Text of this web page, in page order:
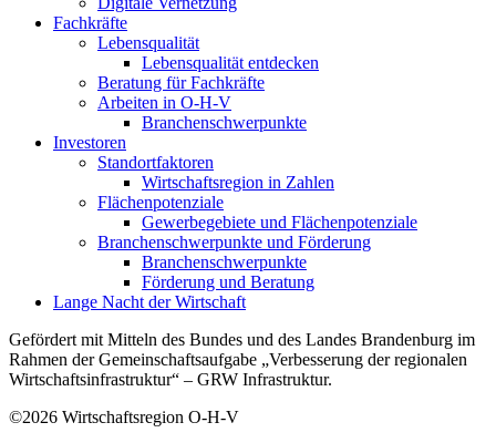
Fachkräfte
Lebensqualität
Lebensqualität entdecken
Beratung für Fachkräfte
Arbeiten in O-H-V
Branchenschwerpunkte
Investoren
Standortfaktoren
Wirtschaftsregion in Zahlen
Flächenpotenziale
Gewerbegebiete und Flächenpotenziale
Branchenschwerpunkte und Förderung
Branchenschwerpunkte
Förderung und Beratung
Lange Nacht der Wirtschaft
Gefördert mit Mitteln des Bundes und des Landes Brandenburg im
Rahmen der Gemeinschaftsaufgabe „Verbesserung der regionalen
Wirtschaftsinfrastruktur“ – GRW Infrastruktur.
©2026 Wirtschaftsregion O-H-V